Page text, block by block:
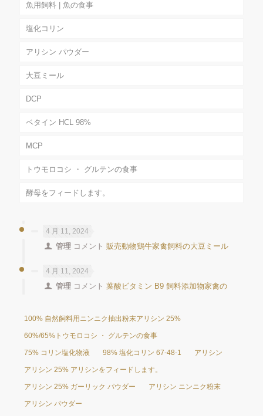
魚用飼料 | 魚の食事
塩化コリン
アリシン パウダー
大豆ミール
DCP
ベタイン HCL 98%
MCP
トウモロコシ ・ グルテンの食事
酵母をフィードします。
4 月 11, 2024
管理 コメント販売動物鶏牛家禽飼料の大豆ミール
4 月 11, 2024
管理 コメント葉酸ビタミン B9 飼料添加物家禽の
100% 自然飼料用ニンニク抽出粉末アリシン 25%
60%/65%トウモロコシ ・ グルテンの食事
75% コリン塩化物液 98% 塩化コリン 67-48-1 アリシン
アリシン 25% アリシンをフィードします。
アリシン 25% ガーリック パウダー アリシン ニンニク粉末
アリシン パウダー